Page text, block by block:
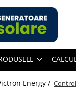
Energy /